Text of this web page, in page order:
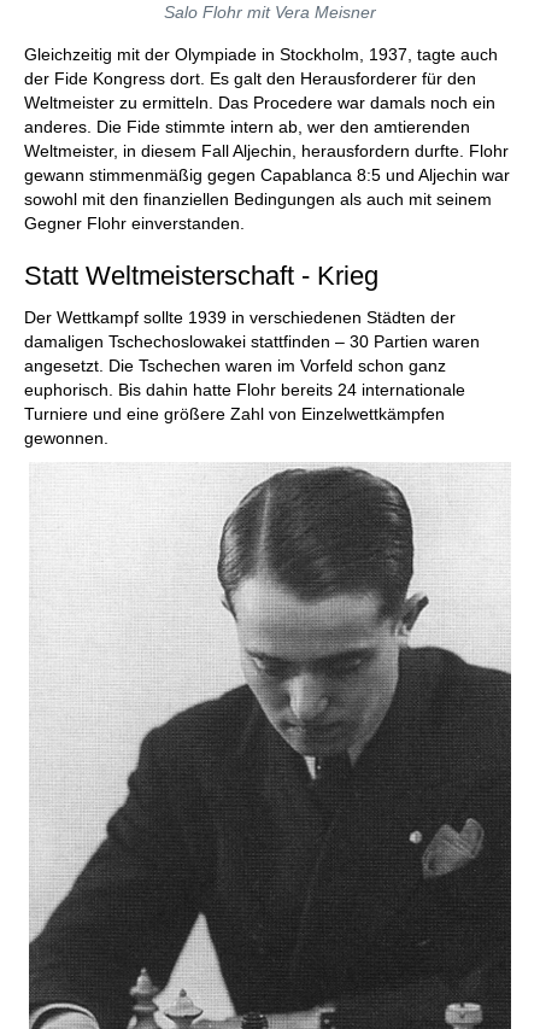
Salo Flohr mit Vera Meisner
Gleichzeitig mit der Olympiade in Stockholm, 1937, tagte auch
der Fide Kongress dort. Es galt den Herausforderer für den
Weltmeister zu ermitteln. Das Procedere war damals noch ein
anderes. Die Fide stimmte intern ab, wer den amtierenden
Weltmeister, in diesem Fall Aljechin, herausfordern durfte. Flohr
gewann stimmenmäßig gegen Capablanca 8:5 und Aljechin war
sowohl mit den finanziellen Bedingungen als auch mit seinem
Gegner Flohr einverstanden.
Statt Weltmeisterschaft - Krieg
Der Wettkampf sollte 1939 in verschiedenen Städten der
damaligen Tschechoslowakei stattfinden – 30 Partien waren
angesetzt. Die Tschechen waren im Vorfeld schon ganz
euphorisch. Bis dahin hatte Flohr bereits 24 internationale
Turniere und eine größere Zahl von Einzelwettkämpfen
gewonnen.